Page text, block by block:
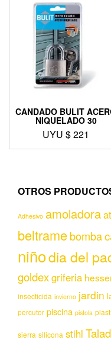
CANDADO BULIT
NIQUELADO 30
UYU $221
OTROS
Adhesivo amoladora
beltramebomba
niñodia del
goldexgriferia
insecticida invierno jardin
percutor piscina pistola
sierra silicona stihl